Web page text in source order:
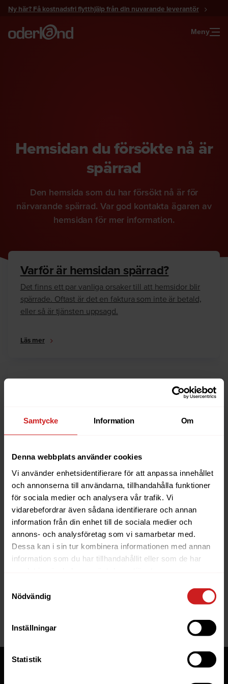
Samtycke Information Om
Denna webbplats använder cookies
Vi använder enhetsidentifierare för att anpassa innehållet
och annonserna till användarna, tillhandahålla funktioner
för sociala medier och analysera vår trafik. Vi
vidarebefordrar även sådana identifierare och annan
information från din enhet till de sociala medier och
annons- och analysföretag som vi samarbetar med.
Dessa kan i sin tur kombinera informationen med annan
information som du har tillhandahållit eller som de har
Nödvändig
Inställningar
Statistik
Gå
innehåll
Ny här? Få kostnadsfri flytthjälp från din nuvarande leverantör
Meny
Hemsidan du försökte nå är
spärrad
Den hemsida som du har försökt nå är för
närvarande spärrad. Var god kontakta ägaren av
hemsidan för mer information.
Varför är hemsidan spärrad?
Det finns ett par vanliga orsaker till att hemsidor blir
spärrade. Oftast är det en faktura som inte är betald,
eller så är tjänsten uppsagd.
Läs mer
Är du ägare till hemsidan eller domännamnet så har
anledningarna till varför en hemsida är spärrad.
Läs mer
The website you were trying to
reach has been suspended
If you are the owner of this website or domain please
read
website to be suspended.